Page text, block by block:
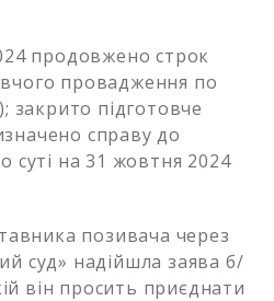
продовжено строк
провадження по
закрито підготовче
справу до
суті на 31 жовтня 2024
позивача через
суд» надійшла заява б/
він просить приєднати